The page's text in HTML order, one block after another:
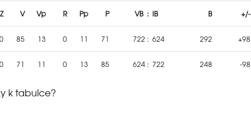
Z V Vp R Pp P VB : IB B +/-
85 13 0 11 71 722 : 624 292 +98
71 11 0 13 85 624 : 722 248 -98
k tabulce?